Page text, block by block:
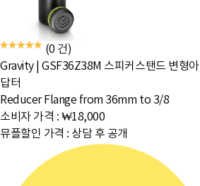
(0 건)
Gravity
GSF36Z38M 스피커스탠드 변형아
답터
Reducer Flange from 36mm to 3/8
소비자 가격 : ₩18,000
뮤플할인 가격 : 상담 후 공개